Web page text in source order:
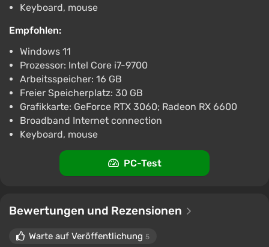
Keyboard, mouse
Empfohlen:
Windows 11
Prozessor: Intel Core i7-9700
Arbeitsspeicher: 16 GB
Freier Speicherplatz: 30 GB
Grafikkarte: GeForce RTX 3060; Radeon RX 6600
Broadband Internet connection
Keyboard, mouse
PC-Test
Bewertungen und Rezensionen
Warte auf Veröffentlichung 5